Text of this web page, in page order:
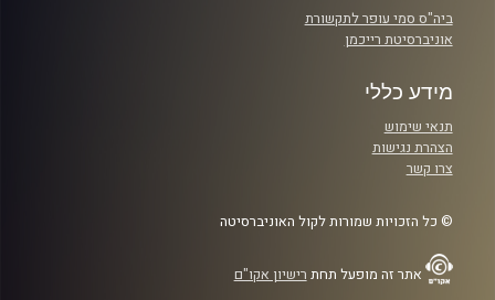
ביה"ס סמי עופר לתקשורת
אוניברסיטת רייכמן
מידע כללי
תנאי שימוש
הצהרת נגישות
צרו קשר
© כל הזכויות שמורות לקול האוניברסיטה
אתר זה מופעל תחת רישיון אקו"ם